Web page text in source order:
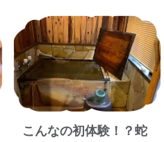
こんなの初体験！？蛇